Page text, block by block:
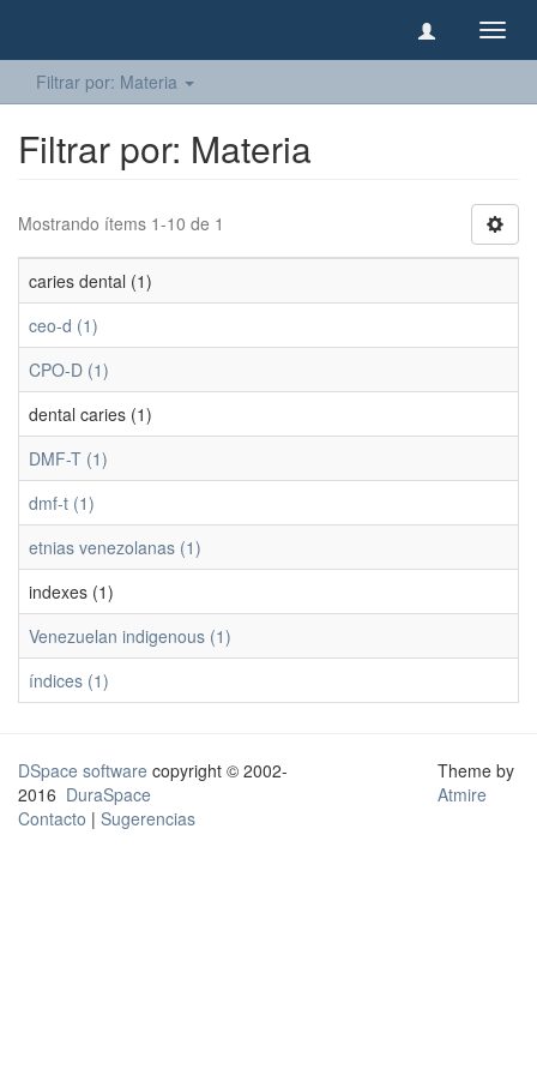
Filtrar por: Materia
Filtrar por: Materia
Mostrando ítems 1-10 de 1
caries dental (1)
ceo-d (1)
CPO-D (1)
dental caries (1)
DMF-T (1)
dmf-t (1)
etnias venezolanas (1)
indexes (1)
Venezuelan indigenous (1)
índices (1)
DSpace software copyright © 2002-
2016 DuraSpace
Contacto | Sugerencias
Theme by
Atmire